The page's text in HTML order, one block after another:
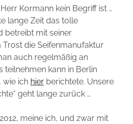
Kormann kein Begriff ist …
lange Zeit das tolle
betreibt mit seiner
Trost die Seifenmanufaktur
auch regelmäßig an
teilnehmen kann in Berlin
wie ich hierberichtete. Unsere
geht lange zurück …
meine ich, und zwar mit